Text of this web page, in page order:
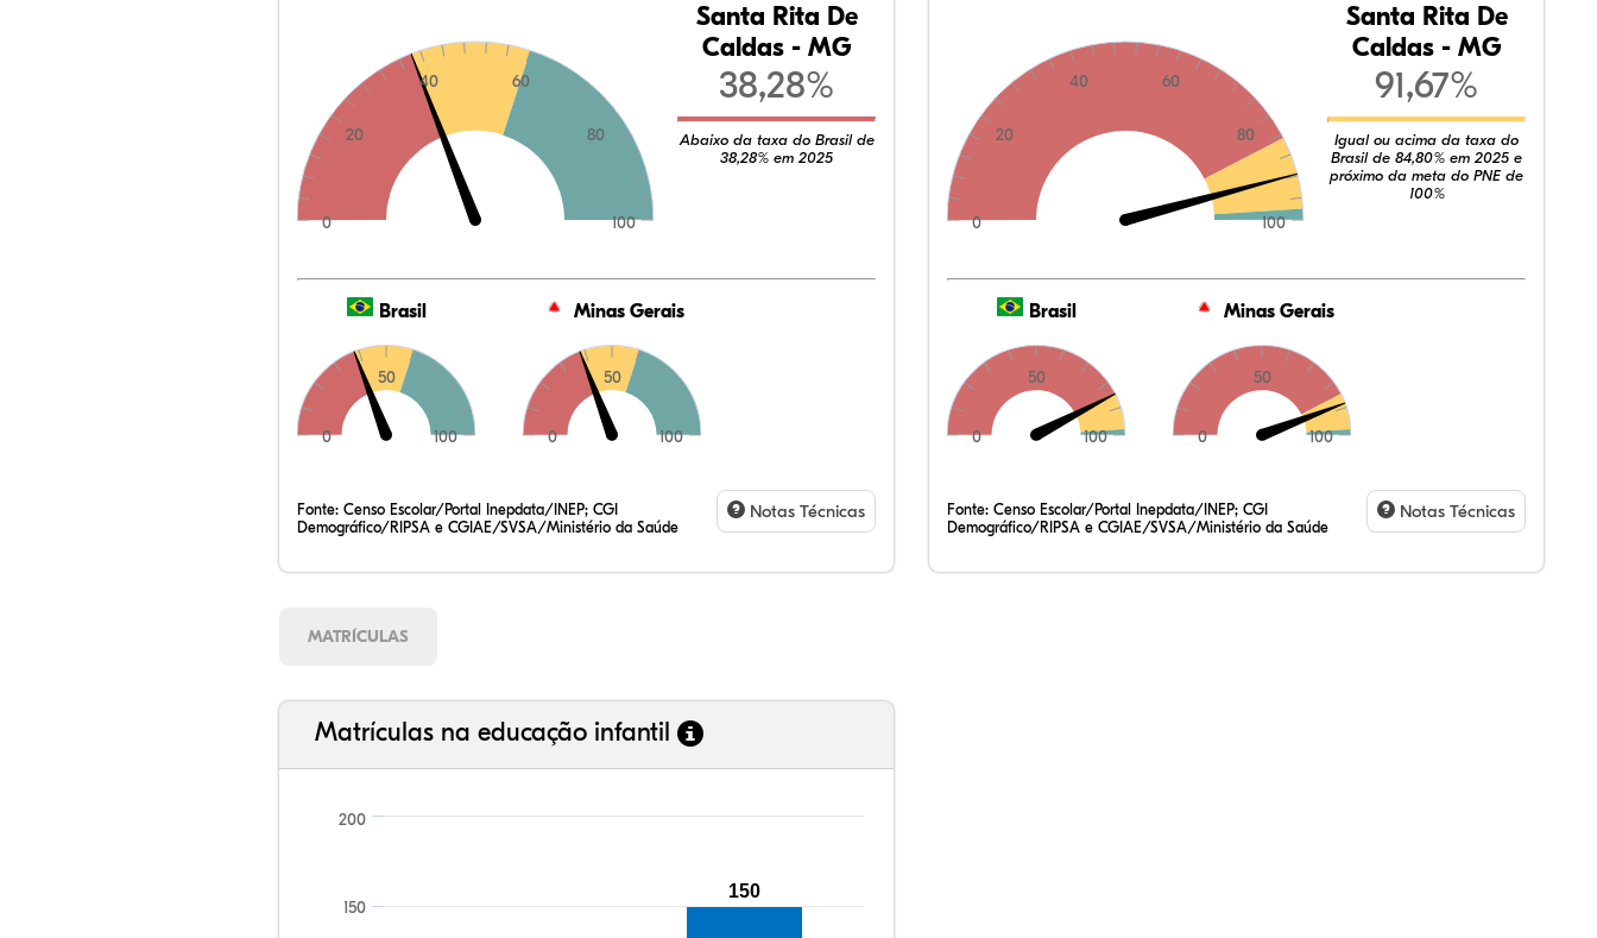
0
20
40 60
80
100
Santa Rita De
Caldas - MG
38,28%
Abaixo da taxa do Brasil de
38,28% em 2025
Brasil
0
50
100
Minas Gerais
0
50
100
Fonte: Censo Escolar/Portal Inepdata/INEP; CGI
Demográfico/RIPSA e CGIAE/SVSA/Ministério da Saúde
Notas Técnicas
0
20
40 60
80
100
Santa Rita De
Caldas - MG
91,67%
Igual ou acima da taxa do
Brasil de 84,80% em 2025 e
próximo da meta do PNE de
100%
Brasil
0
50
100
Minas Gerais
0
50
100
Fonte: Censo Escolar/Portal Inepdata/INEP; CGI
Demográfico/RIPSA e CGIAE/SVSA/Ministério da Saúde
Notas Técnicas
MATRÍCULAS
Matrículas na educação infantil
150
200
150
33,64%
10,67%
0,59%
52,99%
0,22%
1,89%
35,47%
7,72%
0,47%
54,20%
0,83%
1,31%